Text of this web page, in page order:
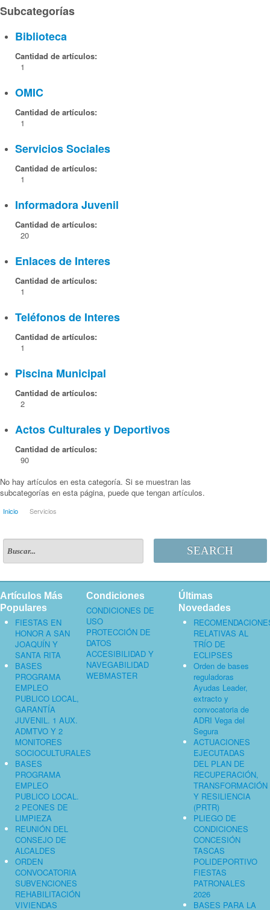
Subcategorías
Biblioteca
Cantidad de artículos:
1
OMIC
Cantidad de artículos:
1
Servicios Sociales
Cantidad de artículos:
1
Informadora Juvenil
Cantidad de artículos:
20
Enlaces de Interes
Cantidad de artículos:
1
Teléfonos de Interes
Cantidad de artículos:
1
Piscina Municipal
Cantidad de artículos:
2
Actos Culturales y Deportivos
Cantidad de artículos:
90
No hay artículos en esta categoría. Si se muestran las
subcategorías en esta página, puede que tengan artículos.
Inicio Servicios
SEARCH
Artículos Más
Populares
FIESTAS EN
HONOR A SAN
JOAQUÍN Y
SANTA RITA
BASES
PROGRAMA
EMPLEO
PUBLICO LOCAL,
GARANTÍA
JUVENIL. 1 AUX.
ADMTVO Y 2
MONITORES
SOCIOCULTURALES
BASES
PROGRAMA
EMPLEO
PUBLICO LOCAL.
2 PEONES DE
LIMPIEZA
REUNIÓN DEL
CONSEJO DE
ALCALDES
ORDEN
CONVOCATORIA
SUBVENCIONES
REHABILITACIÓN
VIVIENDAS
Condiciones
CONDICIONES DE
USO
PROTECCIÓN DE
DATOS
ACCESIBILIDAD Y
NAVEGABILIDAD
WEBMASTER
Últimas
Novedades
RELATIVAS AL
TRÍO DE
ECLIPSES
Orden de bases
reguladoras
Ayudas Leader,
extracto y
convocatoria de
ADRI Vega del
Segura
ACTUACIONES
EJECUTADAS
DEL PLAN DE
RECUPERACIÓN,
TRANSFORMACIÓN
Y RESILIENCIA
(PRTR)
PLIEGO DE
CONDICIONES
CONCESIÓN
TASCAS
POLIDEPORTIVO
FIESTAS
PATRONALES
2026
BASES PARA LA